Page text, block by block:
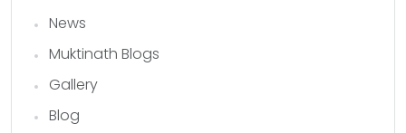
News
Muktinath Blogs
Gallery
Blog